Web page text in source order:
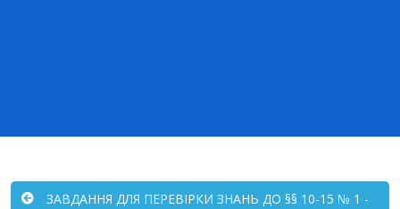
ЗАВДАННЯ ДЛЯ ПЕРЕВІРКИ ЗНАНЬ ДО §§ 10-15 № 1 -